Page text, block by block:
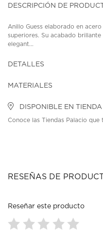
DESCRIPCIÓN DE
Anillo Guess elaborado en
superiores. Su acabado
elegant...
DETALLES
MATERIALES
DISPONIBLE EN TIENDA
Conoce las Tiendas Palacio
RESEÑAS DE
Reseñar este producto